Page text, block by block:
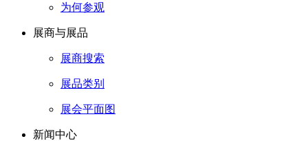
为何参观
展商与展品
展商搜索
展品类别
展会平面图
新闻中心